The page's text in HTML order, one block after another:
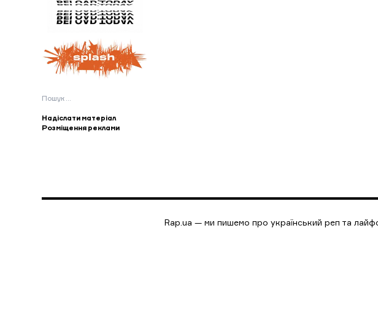
Пошук:
Надіслати матеріал
Розміщення реклами
Rap.ua — ми пишемо про український реп та